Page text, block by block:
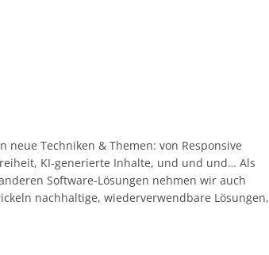
Techniken & Themen: von Responsive
KI-generierte Inhalte, und und und… Als
Software-Lösungen nehmen wir auch
nachhaltige, wiederverwendbare Lösungen,